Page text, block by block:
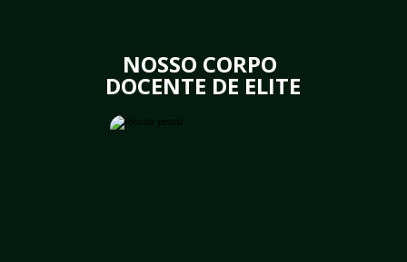
NOSSO CORPO
DOCENTE DE ELITE